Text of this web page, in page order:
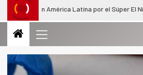
América Latina por el Súper El Niño,